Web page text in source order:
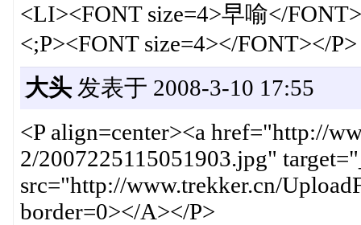
<LI><FONT size=4>早喻</
<;P><FONT size=4></FONT></P>
大头发表于 2008-3-10 17:55
<P align=center><a href="http://
2/2007225115051903.jpg"
src="http://www.trekker.cn/
border=0></A></P>